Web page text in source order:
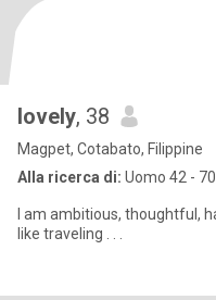
lovely, 38
Magpet, Cotabato, Filippine
Alla ricerca di: Uomo 42 - 70
I am ambitious, thoughtful, have a God fearing ☺️ I love cooking , I
like traveling . . .